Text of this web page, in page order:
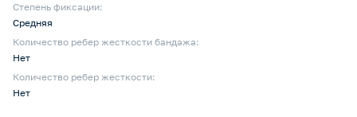
Степень фиксации:
Средняя
Количество ребер жесткости бандажа:
Нет
Количество ребер жесткости:
Нет